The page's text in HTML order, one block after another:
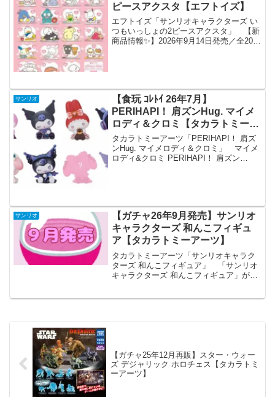
ピースアクスタ【エフトイズ】
エフトイズ「サンリオキャラクターズ い
つもいっしょの2ピースアクスタ」 【新
商品情報✨】2026年9月14日発売／全20種
サンリオ
【食玩 ｺﾚﾄｲ 26年7月】
PERIHAPI！ 肩ズンHug. マイメ
ロディ＆クロミ【タカラトミーア
ーツ】
タカラトミーアーツ「PERIHAPI！ 肩ズ
ンHug. マイメロディ＆クロミ」 マイメ
ロディ&クロミ PERIHAPI！ 肩ズン
サンリオ
【ガチャ26年9月発売】サンリオ
キャラクターズ 和んこフィギュ
ア【タカラトミーアーツ】
タカラトミーアーツ「サンリオキャラク
ターズ 和んこフィギュア」 「サンリオ
キャラクターズ 和んこフィギュア」が全
【ガチャ25年12月再販】スター・ウォー
ズ デジャリック ホロチェス【タカラトミ
ーアーツ】